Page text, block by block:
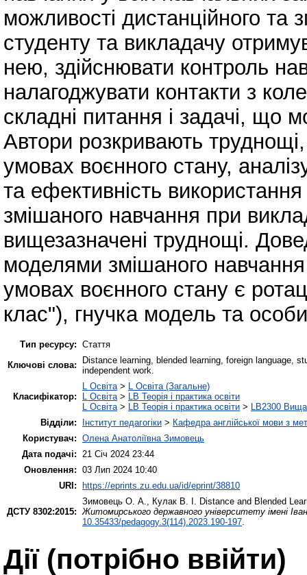
можливості дистанційного та
студенту та викладачу
нею, здійснювати контроль
налагоджувати контакти з
складні питання і задачі, що
Автори розкривають
умовах воєнного стану,
та ефективність
змішаного навчання при
вищезазначені труднощі.
моделями змішаного
умовах воєнного стану є
клас"), гнучка модель та
Тип ресурсу: Стаття
Ключові слова:
Distance learning, blended learning, foreign language,
independent work.
Класифікатор:
L Освіта > L Освіта (Загальне)
L Освіта > LB Теорія і практика освіти
L Освіта > LB Теорія і практика освіти > LB2300 Вища
Відділи:
Інститут педагогіки > Кафедра англійської мови з
Користувач: Олена Анатоліївна Зимовець
Дата подачі:
21 Січ 2024 23:44
Оновлення: 03 Лип 2024 10:40
URI: https://eprints.zu.edu.ua/id/eprint/38810
ДСТУ 8302:2015:
Зимовець О. А. Кулак В. І.
Distance and Blended
Житомирського державного університету імені
10.35433/pedagogy.3(114).2023.190-197
Дії ​​(потрібно ввійти)